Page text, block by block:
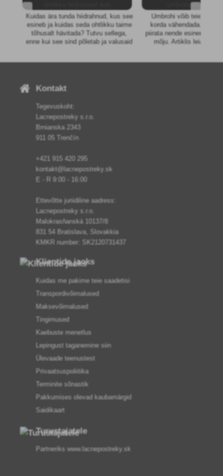
Kuidas ära tunda hiidrahnud, kus see
esineb ja kuidas seda ohtlikku taime
tõhusalt hävitada? Tutvu sellega,
enne kui see sind põletab ja valusaid
Umbrohi võib teie
korda vähendada.
piirata nende esinemist ja
mõju. Artiklis leiate ka
Kontakt
Tegevuskoht:
Lacnepostreky s.r.o.
Brnianska 2343
911 05 Trenčín
+421 915 420 295
kontakt@lacnepostreky.sk
E - R 9:00 - 16:00
Ettevõtte juriidiline aadress:
Lacnepostreky s.r.o.
Malokrasňanská 10137/8
831 54 Bratislava, Slovakkia
KMKR number: SK2120731437
Klientide jaoks
Kuidas me pakime teie saadetisi
Transpordivõimalused
Maksevõimalused
Tingimused
Kaebuste menetlus
Lepingust taganemine siin
Ülevaade teenustest
Privaatsuspoliitika
Terminite sõnastik
Pakkumises olevad kaubamärgid
Saidikaart
Turustajatele
Partneriks www.lacnepostreky.sk